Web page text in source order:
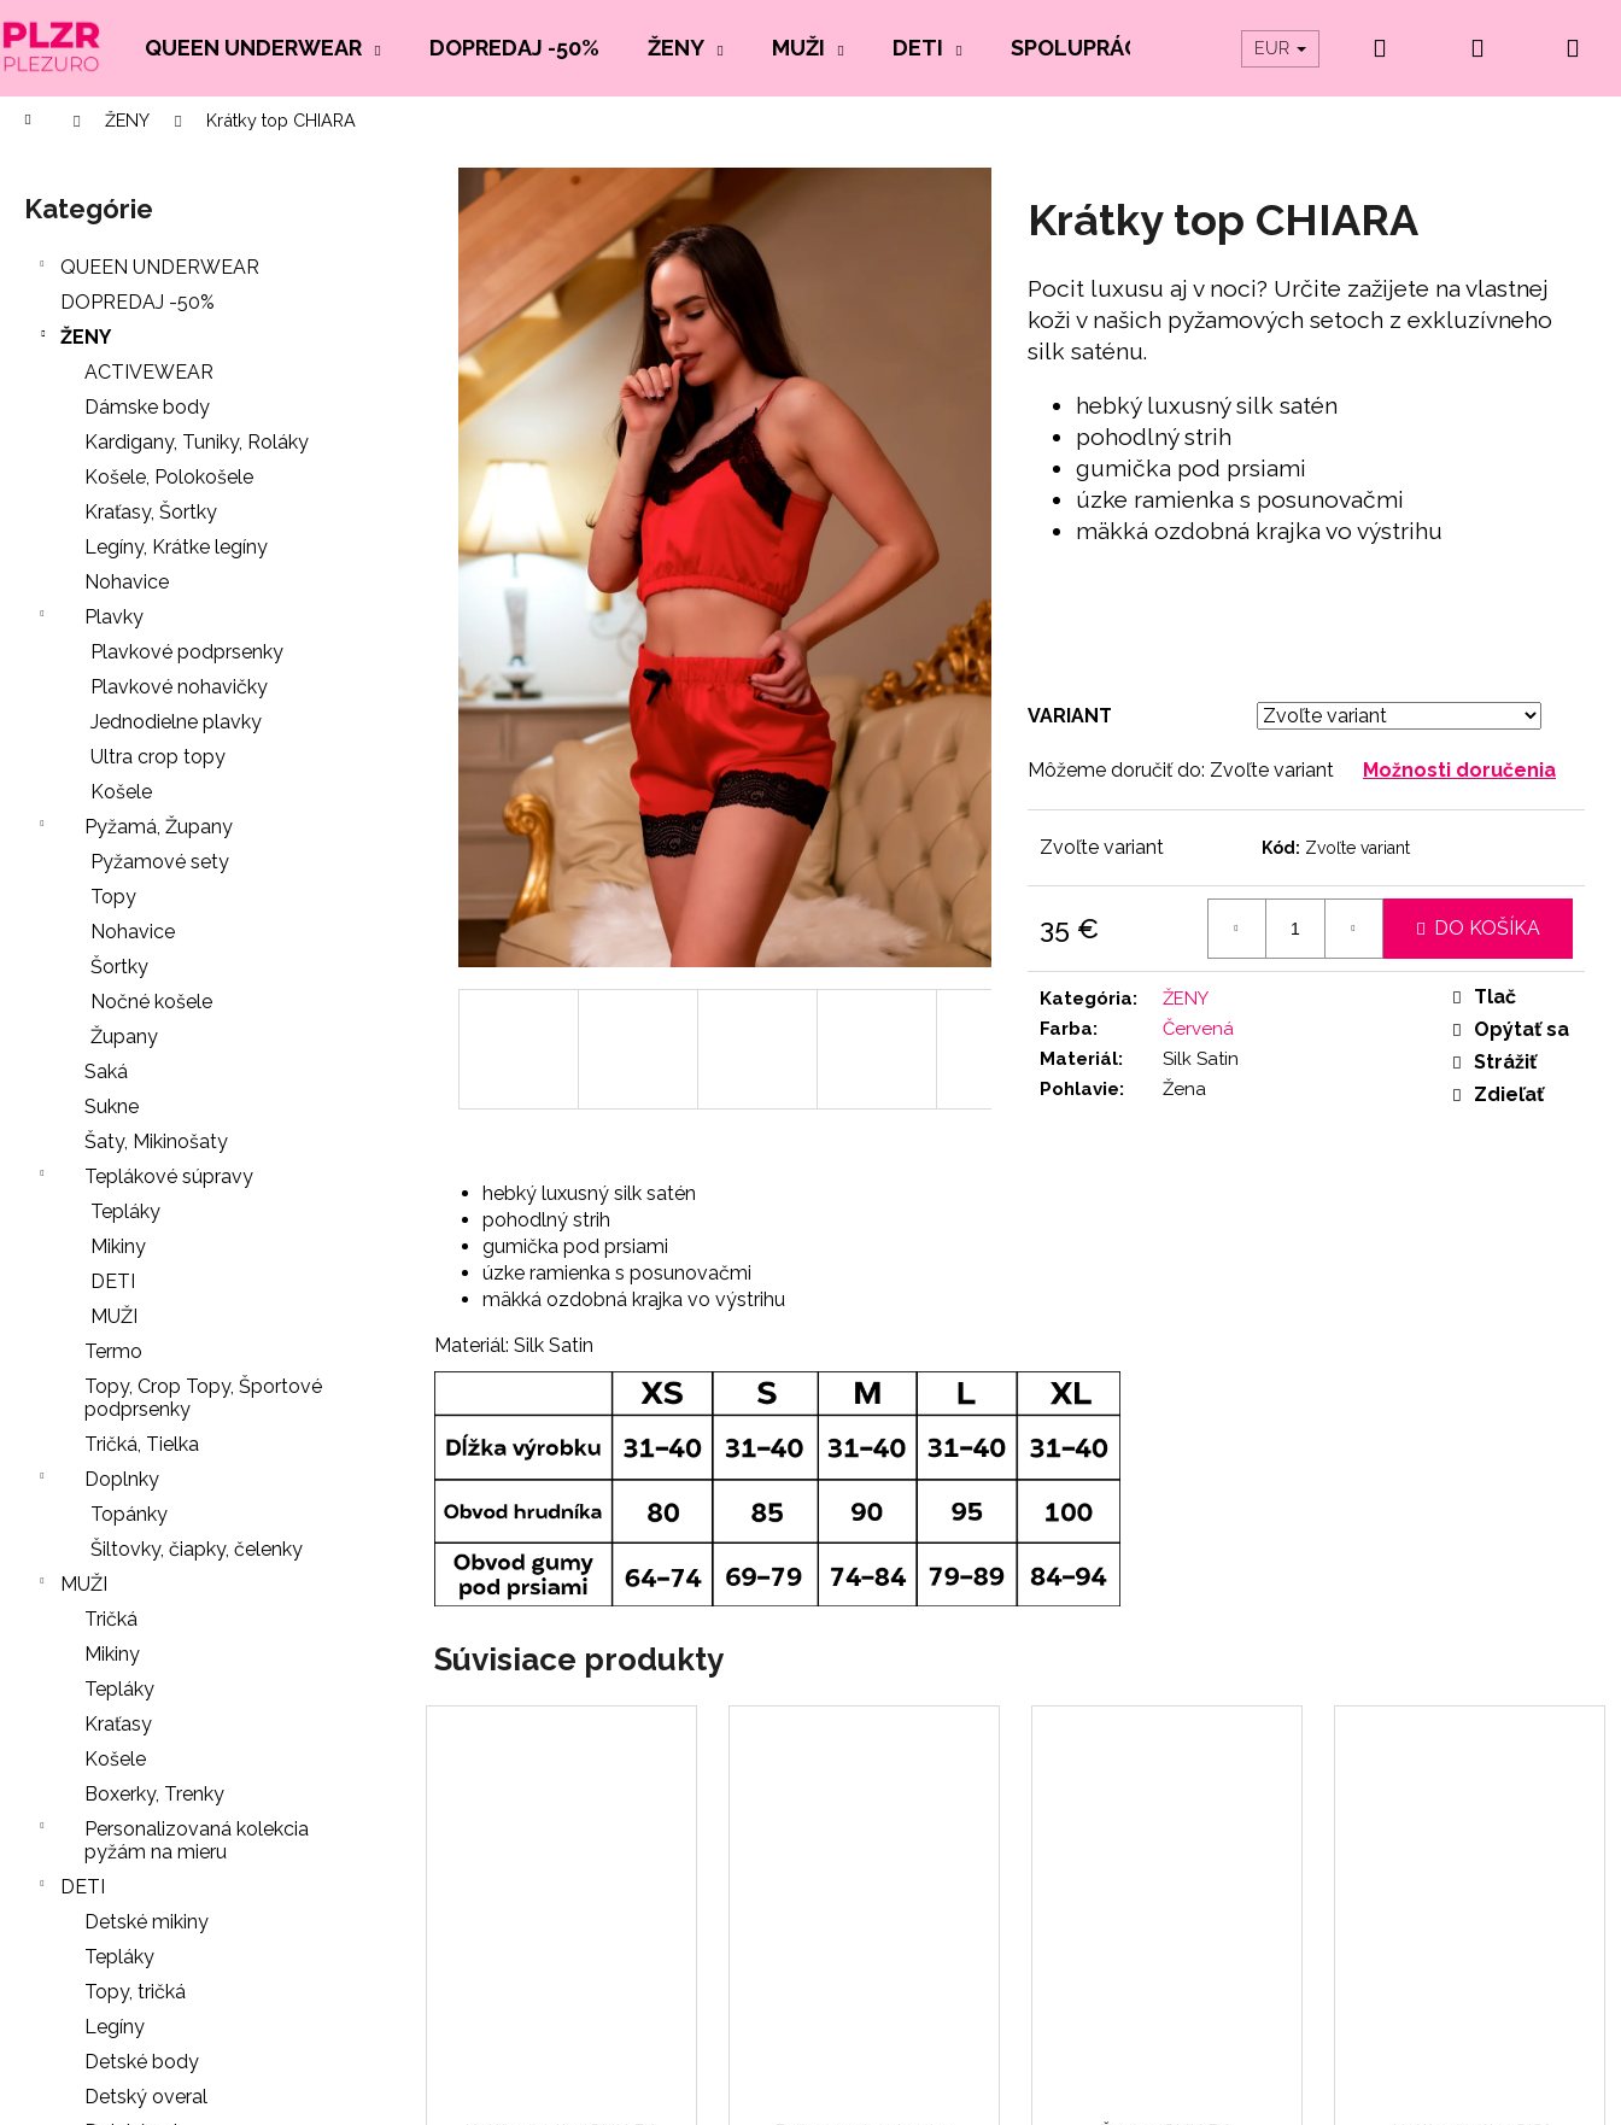
na
obsah
QUEEN UNDERWEAR DOPREDAJ -50% ŽENY MUŽI DETI SPOLUPRÁCE PRODUKTY Z ORGANICKEJ BAVLNY
EUR Prihlásenie
DomovŽENY Krátky top CHIARA
Preskočiť
kategórie
Kategórie
QUEEN UNDERWEAR
DOPREDAJ -50%
ŽENY
ACTIVEWEAR
Dámske body
Kardigany, Tuniky, Roláky
Košele, Polokošele
Kraťasy, Šortky
Legíny, Krátke legíny
Nohavice
Plavky
Plavkové podprsenky
Plavkové nohavičky
Jednodielne plavky
Ultra crop topy
Košele
Pyžamá, Župany
Pyžamové sety
Topy
Nohavice
Šortky
Nočné košele
Župany
Saká
Sukne
Šaty, Mikinošaty
Teplákové súpravy
Tepláky
Mikiny
DETI
MUŽI
Termo
Topy, Crop Topy, Športové
podprsenky
Tričká, Tielka
Doplnky
Topánky
Šiltovky, čiapky, čelenky
MUŽI
Tričká
Mikiny
Tepláky
Kraťasy
Košele
Boxerky, Trenky
Personalizovaná kolekcia
pyžám na mieru
DETI
Detské mikiny
Tepláky
Topy, tričká
Legíny
Detské body
Detský overal
Krátky top CHIARA
Pocit luxusu aj v noci? Určite zažijete na vlastnej
koži v našich pyžamových setoch z exkluzívneho
silk saténu.
hebký luxusný silk satén
pohodlný strih
gumička pod prsiami
úzke ramienka s posunovačmi
mäkká ozdobná krajka vo výstrihu
VARIANT
Môžeme doručiť do: Zvoľte variant Možnosti doručenia
Zvoľte variant Kód: Zvoľte variant
35 €
cena:
DO KOŠÍKA
Kategória:
ŽENY
Farba:
Červená
Materiál:
Silk Satin
Pohlavie: Žena
Tlač
Opýtať sa
Strážiť
Zdieľať
hebký luxusný silk satén
pohodlný strih
gumička pod prsiami
úzke ramienka s posunovačmi
mäkká ozdobná krajka vo výstrihu
Materiál: Silk Satin
Súvisiace produkty
K
o
š
Späť
do
obchodu
Späť
do
obchodu
Č
p
e
á
HĽADAŤ
SŤAHOVACIE
BLACK
€
LEGÍNY
PUSH-
UP
NOHAVIČKY
BLACK
7
€